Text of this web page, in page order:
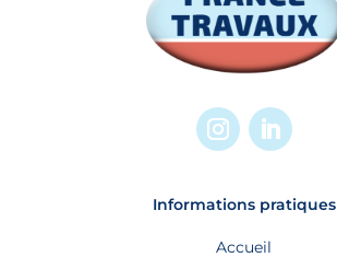
Informations pratiques
Accueil